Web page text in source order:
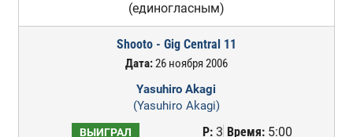
(единогласным)
Shooto - Gig Central 11
Дата:26 ноября 2006
Yasuhiro Akagi
(Yasuhiro Akagi)
ВЫИГРАЛ Р:3 Время:5:00